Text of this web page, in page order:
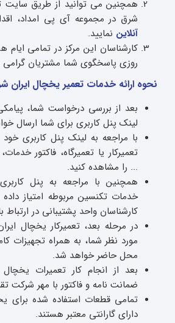
همچنین می توانید از طریق سایت
شرق در مجموعه آی پی امداد،
آنلاین نمایید.
کارشناسان این مرکز در تمامی
روزی پاسخگوی شما مشتریان گرامی
نحوه ارائه خدمات تعمیر یخچال ایران
بعد از بررسی درخواست شما،
لینک پنل کاربری برای شما ارسال
با مراجعه به لینک پنل کاربری
تعمیرکار یا تعمیرگاه، فاکتور
... را مشاهده کنید.
همچنین با مراجعه به پنل
خدمات تکنسین مربوطه امتیاز
کارشناسان واحد پشتیبانی در ارتباط
در مرحله بعد، تعمیرکار یخچال
مورد نظر شما، به همراه تجهیزات
محل حاضر خواهد شد.
بعد از انجام کار تعمیرات
ضمانت نامه و فاکتور با مهر شرکت
تمامی قطعات استفاده شده برای
دارای گارانتی معتبر هستند.